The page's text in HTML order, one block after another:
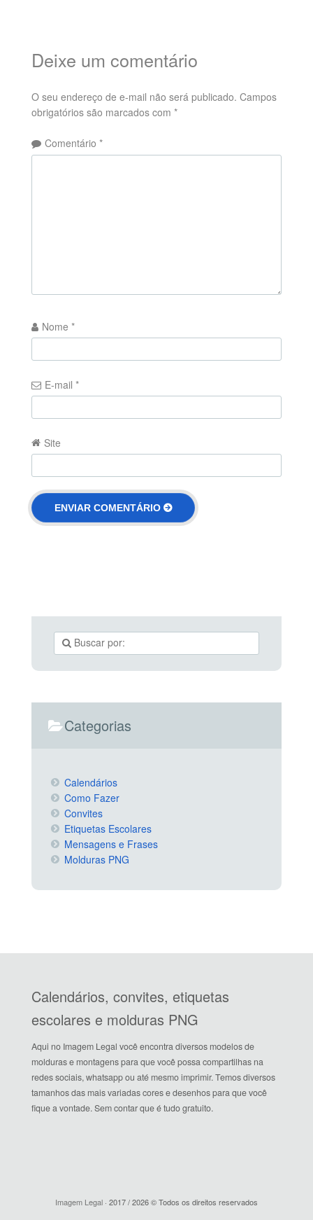
Deixe um comentário
O seu endereço de e-mail não será publicado. Campos
obrigatórios são marcados com *
Comentário *
Nome *
E-mail *
Site
Categorias
Calendários
Como Fazer
Convites
Etiquetas Escolares
Mensagens e Frases
Molduras PNG
Calendários, convites, etiquetas
escolares e molduras PNG
Aqui no Imagem Legal você encontra diversos modelos de
molduras e montagens para que você possa compartilhas na
redes sociais, whatsapp ou até mesmo imprimir. Temos diversos
tamanhos das mais variadas cores e desenhos para que você
fique a vontade. Sem contar que é tudo gratuito.
Imagem Legal · 2017 / 2026 © Todos os direitos reservados